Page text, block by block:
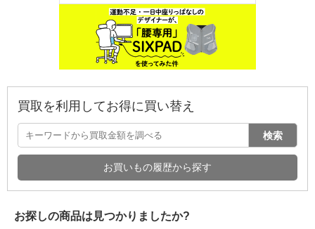
買取を利用してお得に買い替え
検索
お買いもの履歴から探す
お探しの商品は見つかりましたか?